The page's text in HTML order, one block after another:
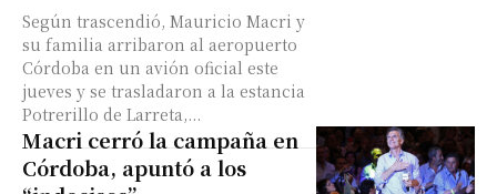
Según trascendió, Mauricio Macri y
su familia arribaron al aeropuerto
Córdoba en un avión oficial este
jueves y se trasladaron a la estancia
Potrerillo de Larreta,...
Macri cerró la campaña en
Córdoba, apuntó a los